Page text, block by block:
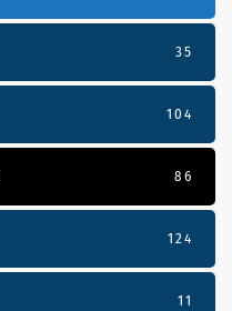
35
104
86
124
11